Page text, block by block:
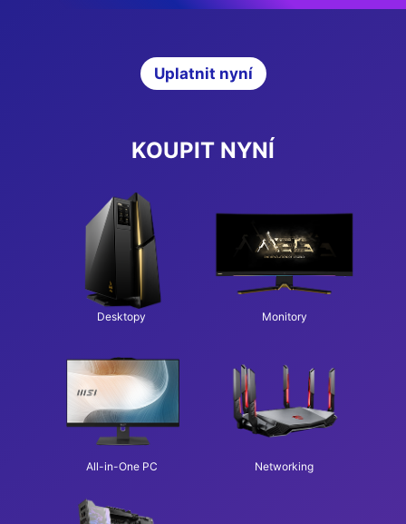
Uplatnit nyní
KOUPIT NYNÍ
Desktopy Monitory
All-in-One PC Networking